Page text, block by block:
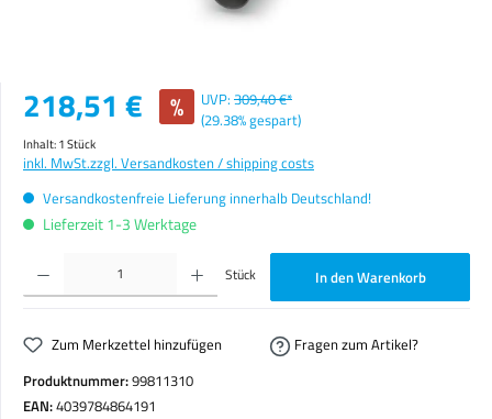
Verkaufspreis:
218,51 € % UVP: 309,40 €*
(29.38% gespart)
Inhalt:1 Stück
inkl. MwSt.zzgl. Versandkosten / shipping costs
Versandkostenfreie Lieferung innerhalb Deutschland!
Lieferzeit 1-3 Werktage
Produkt Anzahl: Gib den gewünschten Wert ein oder benutze die Schaltflächen um die Anzahl zu
Stück In den Warenkorb
Zum Merkzettel hinzufügen
Fragen zum Artikel?
Produktnummer:99811310
EAN:4039784864191